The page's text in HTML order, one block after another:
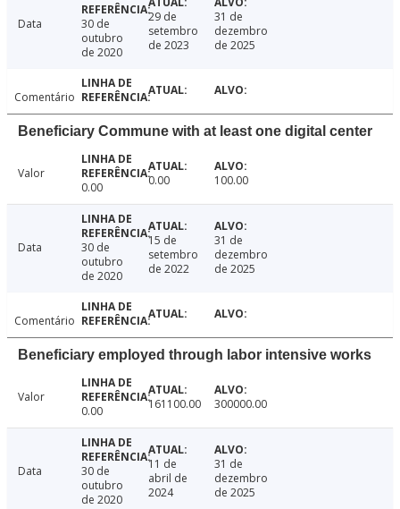
Data
30 de
outubro
de 2020
29 de
setembro
de 2023
31 de
dezembro
de 2025
Comentário
Beneficiary Commune with at least one digital center
Valor
0.00
0.00 100.00
Data
30 de
outubro
de 2020
15 de
setembro
de 2022
31 de
dezembro
de 2025
Comentário
Beneficiary employed through labor intensive works
Valor
0.00
161100.00 300000.00
Data
30 de
outubro
de 2020
11 de
abril de
2024
31 de
dezembro
de 2025